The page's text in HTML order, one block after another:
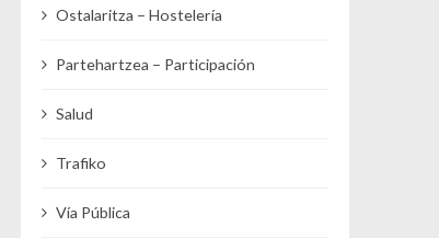
Ostalaritza – Hostelería
Partehartzea – Participación
Salud
Trafiko
Vía Pública